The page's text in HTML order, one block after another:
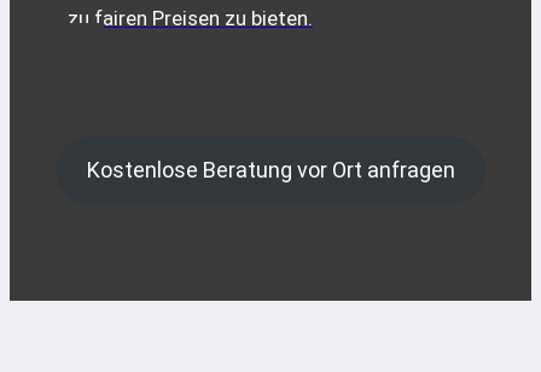
zu fairen Preisen zu bieten.
Kostenlose Beratung vor Ort anfragen